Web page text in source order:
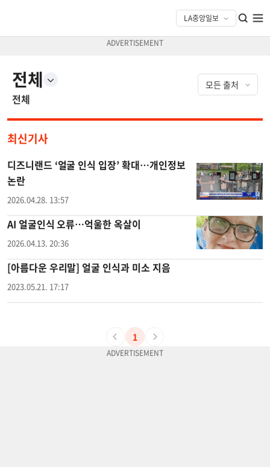
전체
전체
최신기사
디즈니랜드 ‘얼굴 인식 입장’ 확대…개인정보
논란
2026.04.28. 13:57
AI 얼굴인식 오류…억울한 옥살이
2026.04.13. 20:36
[아름다운 우리말] 얼굴 인식과 미소 지음
2023.05.21. 17:17
1